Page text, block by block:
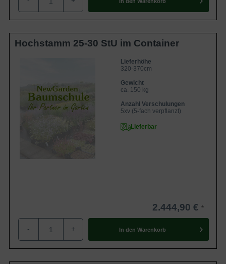
Hochstamm 25-30 StU im Container
Lieferhöhe
320-370cm
Gewicht
ca. 150 kg
Anzahl Verschulungen
5xv (5-fach verpflanzt)
Lieferbar
2.444,90 €
- + In den Warenkorb